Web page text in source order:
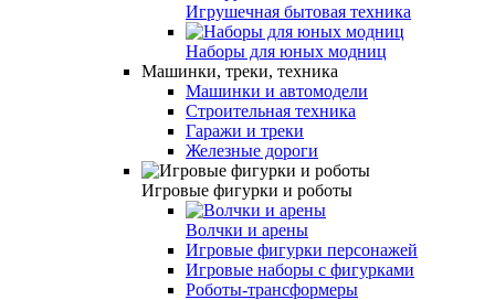
Игрушечная бытовая техника
Наборы для юных модниц
Машинки, треки, техника
Машинки и автомодели
Строительная техника
Гаражи и треки
Железные дороги
Игровые фигурки и роботы
Волчки и арены
Игровые фигурки персонажей
Игровые наборы с фигурками
Роботы-трансформеры